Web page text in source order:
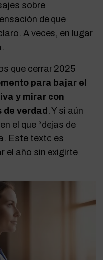
sobre
de que
A veces, en lugar
que cerrar 2025
para bajar el
y mirar con
de verdad . Y si aún
el que “dejas de
Este texto es
el año sin exigirte